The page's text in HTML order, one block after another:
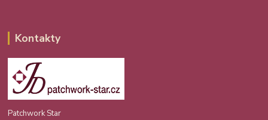
Kontakty
Patchwork Star